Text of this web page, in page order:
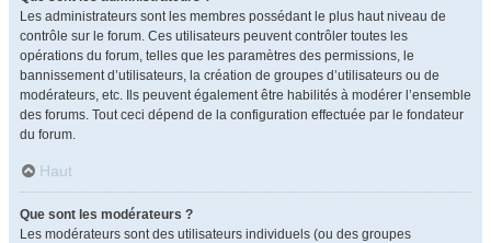
Les administrateurs sont les membres possédant le plus haut niveau de
contrôle sur le forum. Ces utilisateurs peuvent contrôler toutes les
opérations du forum, telles que les paramètres des permissions, le
bannissement d’utilisateurs, la création de groupes d’utilisateurs ou de
modérateurs, etc. Ils peuvent également être habilités à modérer l’ensemble
des forums. Tout ceci dépend de la configuration effectuée par le fondateur
du forum.
Haut
Que sont les modérateurs ?
Les modérateurs sont des utilisateurs individuels (ou des groupes